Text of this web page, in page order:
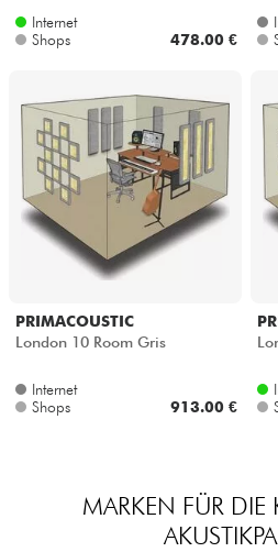
Internet
Shops
478.00 €
PRIMACOUSTIC
London 10 Room Gris
Internet
Shops
913.00 €
MARKEN FÜR DIE